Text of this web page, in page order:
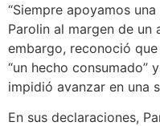
“Siempre apoyamos
Parolin al margen de un
embargo, reconoció
“un hecho consumado”
impidió avanzar en una
En sus declaraciones,